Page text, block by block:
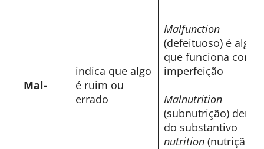
Mal-
indica que algo
é ruim ou
errado
Malfunction
(defeituoso) é algo
que funciona com
imperfeição
Malnutrition
(subnutrição) deriva
do substantivo
nutrition (nutrição)